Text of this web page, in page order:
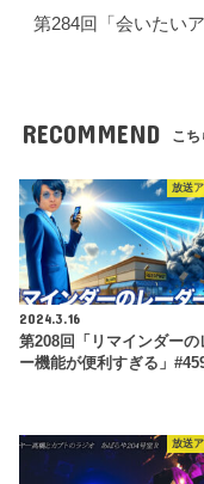
第284回「会いたい
RECOMMEND こち
放送
2024.3.16
第208回「リマインダーの
ー機能が便利すぎる」
放送